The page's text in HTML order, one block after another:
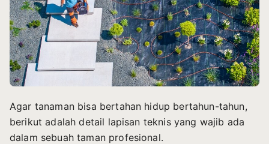
Agar tanaman bisa bertahan hidup bertahun-tahun,
berikut adalah detail lapisan teknis yang wajib ada
dalam sebuah taman profesional.